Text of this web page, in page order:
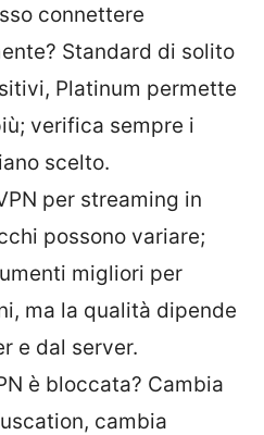
connettere
Standard di solito
Platinum permette
verifica sempre i
scelto.
per streaming in
possono variare;
migliori per
ma la qualità dipende
e dal server.
è bloccata? Cambia
cambia